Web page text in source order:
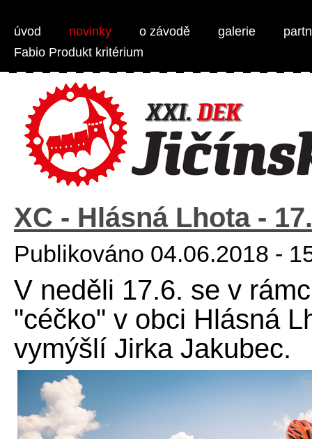
úvod novinky o závodě galerie
Fabio Produkt kritérium
XC - Hlásná Lhota -
Publikováno 04.06.2018 -
V neděli 17.6. se v
"céčko" v obci Hlásná
vymýšlí Jirka Jakubec.